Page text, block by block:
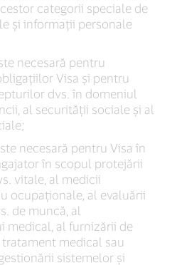
categorii speciale de
și informații personale
necesară pentru
Visa și pentru
dvs. în domeniul
al securității sociale și al
necesară pentru Visa în
în scopul protejării
vitale, al medicii
ocupaționale, al evaluării
de muncă, al
medical, al furnizării de
medical sau
sistemelor și